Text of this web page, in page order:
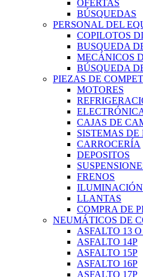
OFERTAS
BÚSQUEDAS
PERSONAL DEL
COPILOTOS
BUSQUEDA
MECÁNICOS
BÚSQUEDA
PIEZAS DE
MOTORES
CAJAS DE
SISTEMAS DE
CARROCERÍA
DEPOSITOS
FRENOS
ILUMINACIÓN
LLANTAS
COMPRA DE
NEUMÁTICOS DE
ASFALTO 13
ASFALTO 14P
ASFALTO 15P
ASFALTO 16P
ASFALTO 17P